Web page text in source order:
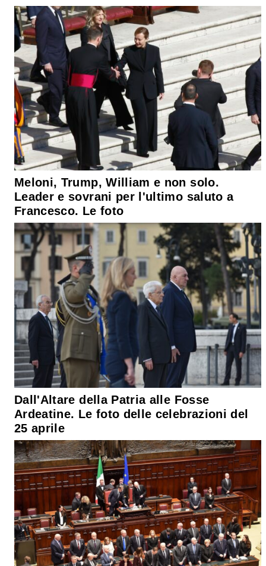
Meloni, Trump, William e non solo.
Leader e sovrani per l'ultimo saluto a
Francesco. Le foto
Dall'Altare della Patria alle Fosse
Ardeatine. Le foto delle celebrazioni del
25 aprile